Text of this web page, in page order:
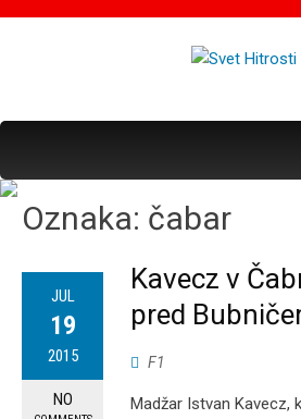
Oznaka: čabar
JUL
19
2015
NO
Kavecz v
pred
F1
Madžar Istvan Kavecz,